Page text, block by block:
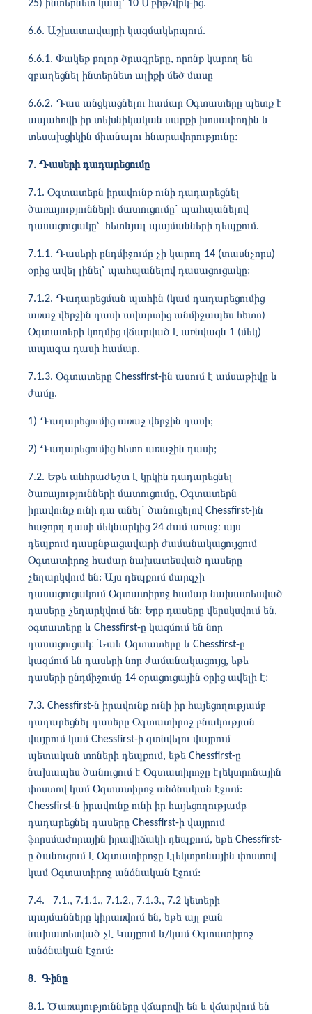
25) ինտերնետ կապ՝ 10 Մբիթ/վրկ-ից.
6.6. Աշխատավայրի կազմակերպում.
6.6.1. Փակեք բոլոր ծրագրերը, որոնք կարող են
զբաղեցնել ինտերնետ ալիքի մեծ մասը
6.6.2. Դաս անցկացնելու համար Օգտատերը պետք է
ապահովի իր տեխնիկական սարքի խոսափողին և
տեսախցիկին միանալու հնարավորությունը։
7. Դասերի դադարեցումը
7.1. Օգտատերն իրավունք ունի դադարեցնել
ծառայությունների մատուցումը` պահպանելով
դասացուցակը՝ հետևյալ պայմանների դեպքում.
7.1.1. Դասերի ընդմիջումը չի կարող 14 (տասնչորս)
օրից ավել լինել՝ պահպանելով դասացուցակը;
7.1.2. Դադարեցման պահին (կամ դադարեցումից
առաջ վերջին դասի ավարտից անմիջապես հետո)
Օգտատերի կողմից վճարված է առնվազն 1 (մեկ)
ապագա դասի համար.
7.1.3. Օգտատերը Chessfirst-ին ասում է ամսաթիվը և
ժամը.
1) Դադարեցումից առաջ վերջին դասի;
2) Դադարեցումից հետո առաջին դասի;
7.2. Եթե անհրաժեշտ է կրկին դադարեցնել
ծառայությունների մատուցումը, Օգտատերն
իրավունք ունի դա անել` ծանուցելով Chessfirst-ին
հաջորդ դասի մեկնարկից 24 ժամ առաջ։ այս
դեպքում դասընթացավարի ժամանակացույցում
Օգտատիրոջ համար նախատեսված դասերը
չեղարկվում են: Այս դեպքում մարզչի
դասացուցակում Օգտատիրոջ համար նախատեսված
դասերը չեղարկվում են: Երբ դասերը վերսկսվում են,
օգտատերը և Chessfirst-ը կազմում են նոր
դասացուցակ։ Նաև Օգտատերը և Chessfirst-ը
կազմում են դասերի նոր ժամանակացույց, եթե
դասերի ընդմիջումը 14 օրացուցային օրից ավելի է։
7.3. Chessfirst-ն իրավունք ունի իր հայեցողությամբ
դադարեցնել դասերը Օգտատիրոջ բնակության
վայրում կամ Chessfirst-ի գտնվելու վայրում
պետական ​​տոների դեպքում, եթե Chessfirst-ը
նախապես ծանուցում է Օգտատիրոջը էլեկտրոնային
փոստով կամ Օգտատիրոջ անձնական էջում:
Chessfirst-ն իրավունք ունի իր հայեցողությամբ
դադարեցնել դասերը Chessfirst-ի վայրում
ֆորսմաժորային իրավիճակի դեպքում, եթե Chessfirst-
ը ծանուցում է Օգտատիրոջը էլեկտրոնային փոստով
կամ Օգտատիրոջ անձնական էջում:
7.4. 7.1., 7.1.1., 7.1.2., 7.1.3., 7.2 կետերի
պայմանները կիրառվում են, եթե այլ բան
նախատեսված չէ Կայքում և/կամ Օգտատիրոջ
անձնական էջում:
8. Գինը
8.1. Ծառայությունները վճարովի են և վճարվում են